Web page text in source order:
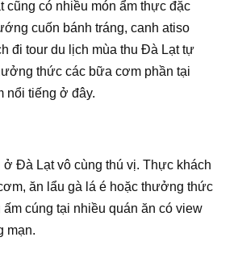
cũng có nhiều món ẩm thực đặc
cuốn bánh tráng, canh atiso
đi tour du lịch mùa thu Đà Lạt tự
thức các bữa cơm phần tại
nổi tiếng ở đây.
ở Đà Lạt vô cùng thú vị. Thực khách
ăn lẩu gà lá é hoặc thưởng thức
cúng tại nhiều quán ăn có view
mạn.